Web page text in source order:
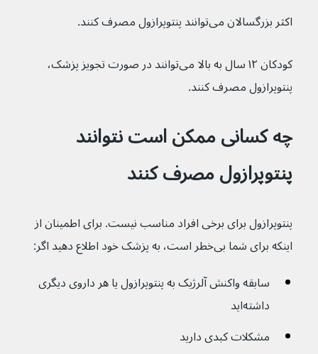
اکثر بزرگسالان می‌توانند پنتوپرازول مصرف کنند.
کودکان ۱۲ سال به بالا می‌توانند در صورت تجویز پزشک،
پنتوپرازول مصرف کنند.
چه کسانی ممکن است نتوانند
پنتوپرازول مصرف کنند
پنتوپرازول برای برخی افراد مناسب نیست. برای اطمینان از
اینکه برای شما بی‌خطر است، به پزشک خود اطلاع دهید اگر:
سابقه واکنش آلرژیک به پنتوپرازول یا هر داروی دیگری
داشته‌اید
مشکلات کبدی دارید